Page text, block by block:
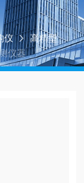
仪
高精型
仪器